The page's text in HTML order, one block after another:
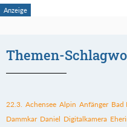
Themen-
22.3. Achensee Alpin Anfänger Bad
Dammkar Daniel Digitalkamera